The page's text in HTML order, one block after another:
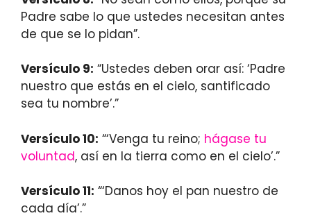
Padre sabe lo que ustedes necesitan antes
de que se lo pidan”.
Versículo 9: “Ustedes deben orar así: ‘Padre
nuestro que estás en el cielo, santificado
sea tu nombre’.”
Versículo 10: “‘Venga tu reino; hágase tu
voluntad, así en la tierra como en el cielo’.”
Versículo 11: “‘Danos hoy el pan nuestro de
cada día’.”